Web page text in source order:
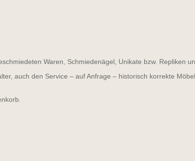
Waren, Schmiedenägel, Unikate bzw. Repliken
auch den Service – auf Anfrage – historisch korrekte